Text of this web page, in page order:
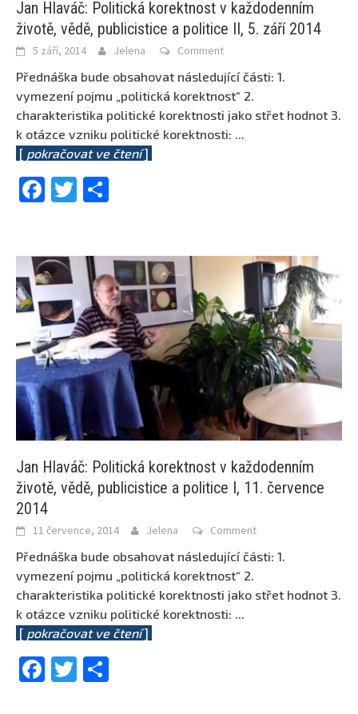
Jan Hlaváč: Politická korektnost v každodenním
životě, vědě, publicistice a politice II, 5. září 2014
5 září, 2014 Jelena Comment
Přednáška bude obsahovat následující části: 1.
vymezení pojmu „politická korektnost“ 2.
charakteristika politické korektnosti jako střet hodnot 3.
k otázce vzniku politické korektnosti: ...
[ pokračovat ve čtení]
Facebook
Twitter
Jan Hlaváč: Politická korektnost v každodenním
životě, vědě, publicistice a politice I, 11. července
2014
11 července, 2014 Jelena Comment
Přednáška bude obsahovat následující části: 1.
vymezení pojmu „politická korektnost“ 2.
charakteristika politické korektnosti jako střet hodnot 3.
k otázce vzniku politické korektnosti: ...
[ pokračovat ve čtení]
Facebook
Twitter